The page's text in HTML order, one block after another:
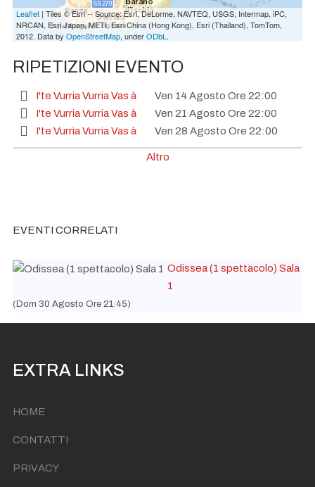
Leaflet | Tiles © Esri -- Source: Esri, DeLorme, NAVTEQ, USGS, Intermap, iPC,
NRCAN, Esri Japan, METI, Esri China (Hong Kong), Esri (Thailand), TomTom,
2012. Data by OpenStreetMap, underODbL.
RIPETIZIONI EVENTO
I'te Vurria Vurria Vas à
Ven 14 Agosto Ore 22:00
I'te Vurria Vurria Vas à
Ven 21 Agosto Ore 22:00
I'te Vurria Vurria Vas à
Ven 28 Agosto Ore 22:00
I'te Vurria Vurria Vas à
Ven 11 Settembre Ore 22:00
Altro
EVENTI CORRELATI
Odissea (1 spettacolo) Sala
1
(Dom 30 Agosto Ore 21:45)
EXTRA LINKS
HOME
CONTATTI
PRIVACY